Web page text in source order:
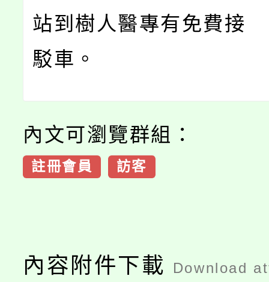
站到樹人醫專有免費接
駁車。
內文可瀏覽群組：
註冊會員 訪客
內容附件下載 Download